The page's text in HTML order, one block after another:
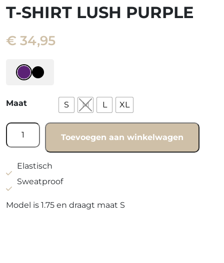
T-SHIRT LUSH PURPLE
€ 34,95
Maat S M L XL
T-
shirt
purple
aantal
Toevoegen aan winkelwagen
Elastisch
Sweatproof
Model is 1.75 en draagt maat S